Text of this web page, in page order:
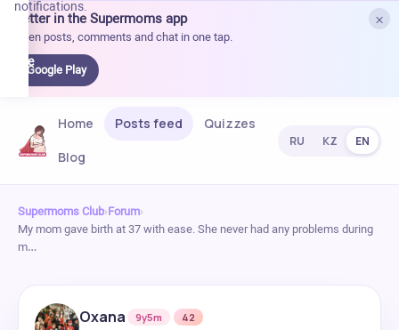
×
Better in the Supermoms app
Open posts, comments and chat in one tap.
Google Play
notifications.
Home Posts feed
Quizzes
Blog
RU KZ EN
Supermoms Club›Forum›
My mom gave birth at 37 with ease. She never had any problems during
m…
Oxana 9y5m
42